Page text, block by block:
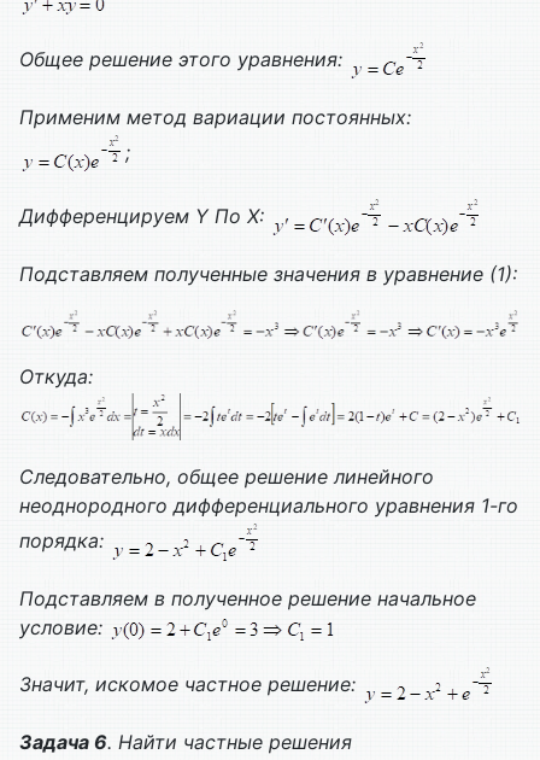
Общее решение этого уравнения:
Применим метод вариации постоянных:
;
Дифференцируем Y По X:
Подставляем полученные значения в уравнение (1):
Откуда:
Следовательно, общее решение линейного
неоднородного дифференциального уравнения 1-го
порядка:
Подставляем в полученное решение начальное
условие:
Значит, искомое частное решение:
Задача 6. Найти частные решения